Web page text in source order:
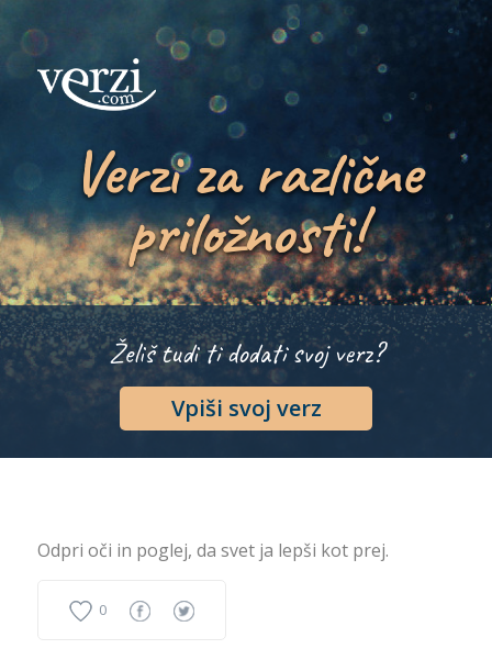
Verzi za različne
priložnosti!
Želiš tudi ti dodati svoj verz?
Vpiši svoj verz
Odpri oči in poglej, da svet ja lepši kot prej.
0